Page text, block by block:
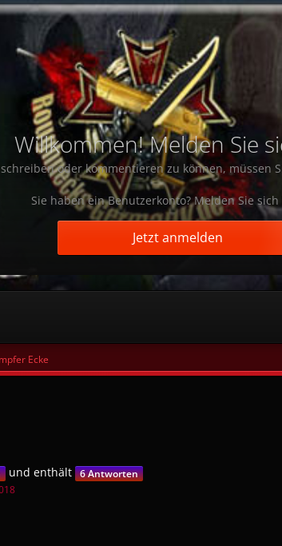
Willkommen! Melden Sie
oder kommentieren zu können, müssen
Sie haben ein Benutzerkonto? Melden Sie
Jetzt anmelden
Ecke
und enthält 6 Antworten